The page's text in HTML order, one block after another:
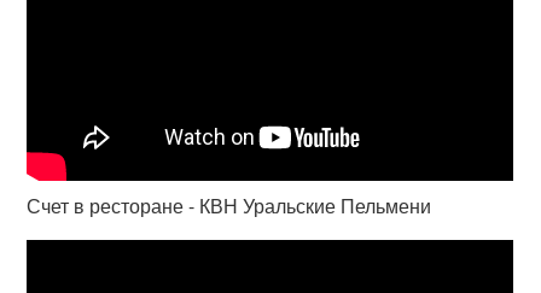
Счет в ресторане - КВН Уральские Пельмени